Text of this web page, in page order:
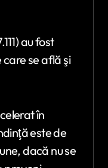
au fost
se află şi
în
este de
dacă nu se